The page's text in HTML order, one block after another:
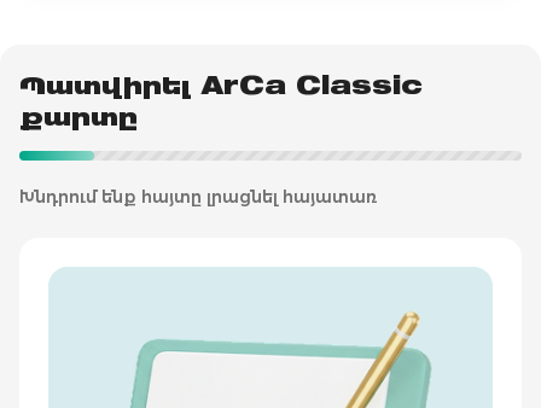
Պատվիրել ArCa Classic
քարտը
Խնդրում ենք հայտը լրացնել հայատառ